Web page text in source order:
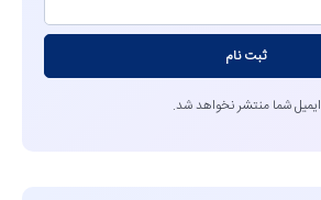
ثبت نام
ایمیل شما منتشر نخواهد شد.